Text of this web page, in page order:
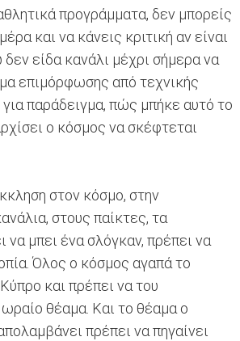
προγράμματα, δεν μπορείς
και να κάνεις κριτική αν είναι
δεν είδα κανάλι μέχρι σήμερα να
επιμόρφωσης από τεχνικής
παράδειγμα, πώς μπήκε αυτό το
ο κόσμος να σκέφτεται
στον κόσμο, στην
στους παίκτες, τα
να μπει ένα σλόγκαν, πρέπει να
Όλος ο κόσμος αγαπά το
και πρέπει να του
θέαμα. Και το θέαμα ο
πρέπει να πηγαίνει